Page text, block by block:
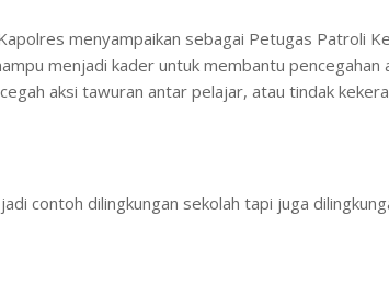
menyampaikan sebagai Petugas Patroli
menjadi kader untuk membantu pencegahan
aksi tawuran antar pelajar, atau tindak
contoh dilingkungan sekolah tapi juga